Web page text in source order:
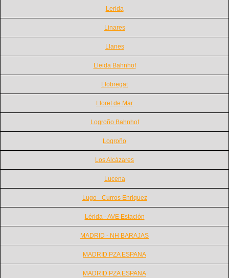
Lerida
Linares
Llanes
Lleida Bahnhof
Llobregat
Lloret de Mar
Logroño Bahnhof
Logroño
Los Alcázares
Lucena
Lugo - Curros Enriquez
Lérida - AVE Estación
MADRID - NH BARAJAS
MADRID PZA ESPANA
MADRID PZA ESPANA